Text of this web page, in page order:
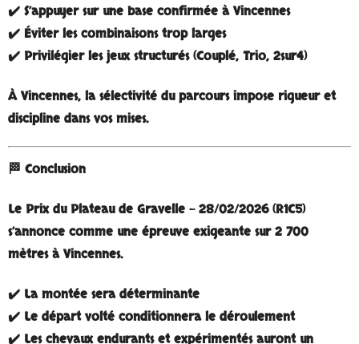
✔️ S’appuyer sur une base confirmée à Vincennes
✔️ Éviter les combinaisons trop larges
✔️ Privilégier les jeux structurés (Couplé, Trio, 2sur4)
À Vincennes, la sélectivité du parcours impose rigueur et
discipline dans vos mises.
🏁 Conclusion
Le Prix du Plateau de Gravelle – 28/02/2026 (R1C5)
s’annonce comme une épreuve exigeante sur 2 700
mètres à Vincennes.
✔️ La montée sera déterminante
✔️ Le départ volté conditionnera le déroulement
✔️ Les chevaux endurants et expérimentés auront un